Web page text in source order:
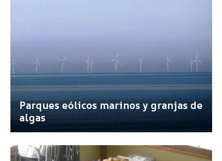
Parques eólicos marinos y granjas de
algas